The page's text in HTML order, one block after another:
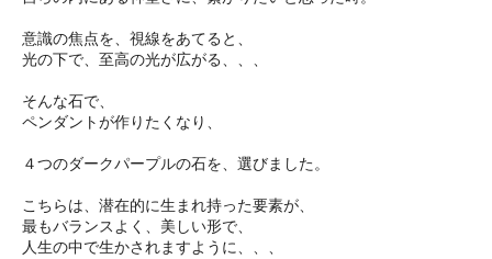
意識の焦点を、視線をあてると、
光の下で、至高の光が広がる、、、
そんな石で、
ペンダントが作りたくなり、
４つのダークパープルの石を、選びました。
こちらは、潜在的に生まれ持った要素が、
最もバランスよく、美しい形で、
人生の中で生かされますように、、、